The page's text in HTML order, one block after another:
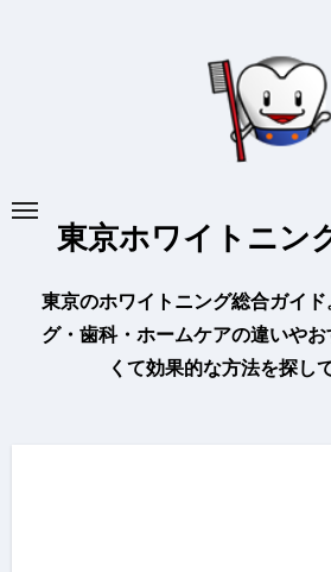
プ
東京ホワイトニン
東京のホワイトニング総合ガイ
グ・歯科・ホームケアの違いや
くて効果的な方法を探し